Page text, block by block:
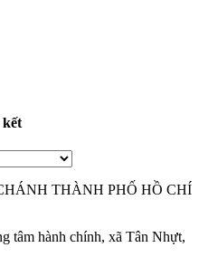
THÀNH PHỐ HỒ CHÍ
tâm hành chính, xã Tân Nhựt,